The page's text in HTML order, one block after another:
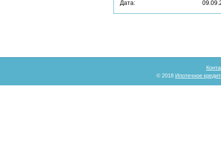
Дата:
© 2018 Ипотечное